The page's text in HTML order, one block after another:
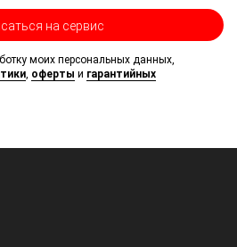
на сервис
моих персональных данных,
, оферты и гарантийных